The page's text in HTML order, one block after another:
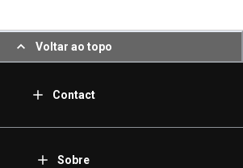
Voltar ao topo
Contact
Sobre